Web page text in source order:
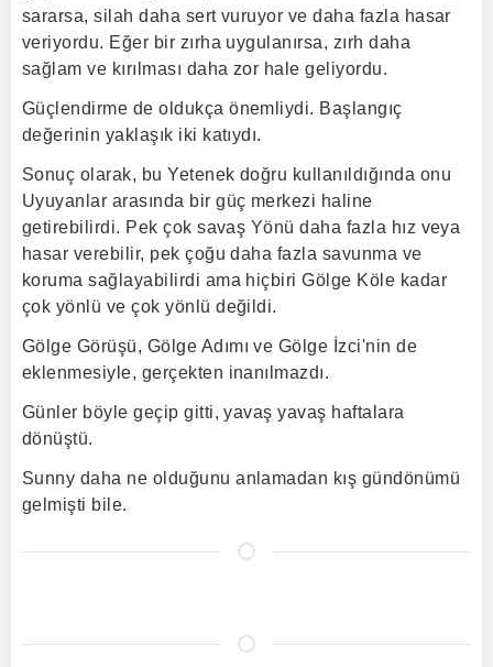
sararsa, silah daha sert vuruyor ve daha fazla hasar
veriyordu. Eğer bir zırha uygulanırsa, zırh daha
sağlam ve kırılması daha zor hale geliyordu.
Güçlendirme de oldukça önemliydi. Başlangıç
değerinin yaklaşık iki katıydı.
Sonuç olarak, bu Yetenek doğru kullanıldığında onu
Uyuyanlar arasında bir güç merkezi haline
getirebilirdi. Pek çok savaş Yönü daha fazla hız veya
hasar verebilir, pek çoğu daha fazla savunma ve
koruma sağlayabilirdi ama hiçbiri Gölge Köle kadar
çok yönlü ve çok yönlü değildi.
Gölge Görüşü, Gölge Adımı ve Gölge İzci'nin de
eklenmesiyle, gerçekten inanılmazdı.
Günler böyle geçip gitti, yavaş yavaş haftalara
dönüştü.
Sunny daha ne olduğunu anlamadan kış gündönümü
gelmişti bile.